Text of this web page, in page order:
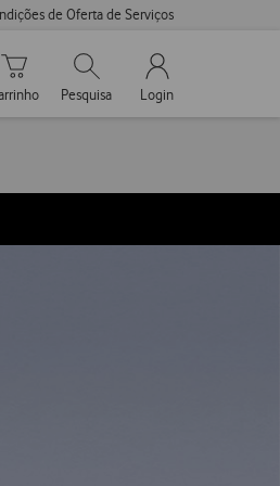
de Oferta de Serviços
Carrinho de compras
Pesquisar
Pesquisa
My Vodafone
Login